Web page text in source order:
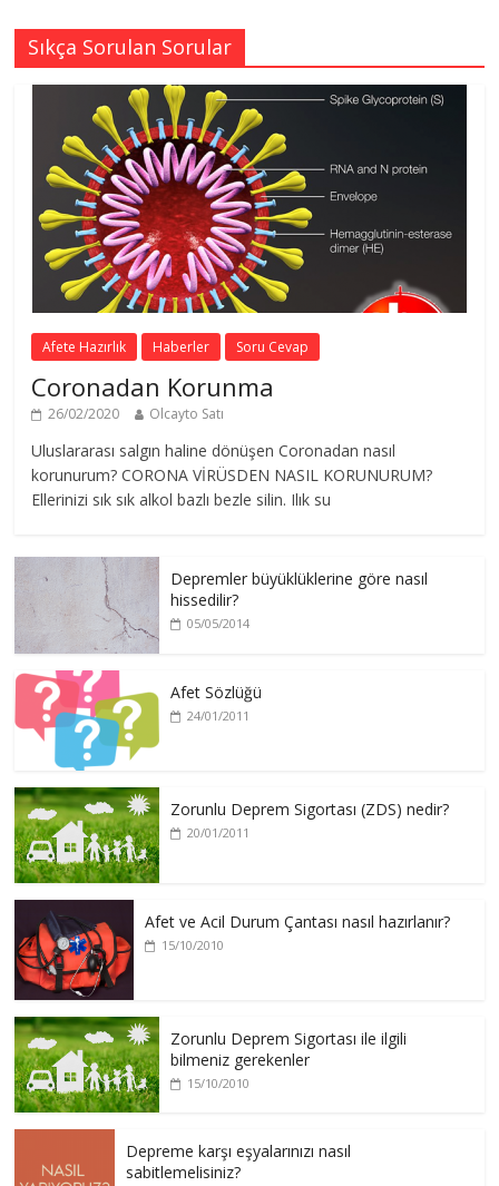
Sıkça Sorulan Sorular
Afete Hazırlık Haberler Soru Cevap
Coronadan Korunma
26/02/2020 Olcayto Satı
Uluslararası salgın haline dönüşen Coronadan nasıl
korunurum? CORONA VİRÜSDEN NASIL KORUNURUM?
Ellerinizi sık sık alkol bazlı bezle silin. Ilık su
Depremler büyüklüklerine göre nasıl
hissedilir?
05/05/2014
Afet Sözlüğü
24/01/2011
Zorunlu Deprem Sigortası (ZDS) nedir?
20/01/2011
Afet ve Acil Durum Çantası nasıl hazırlanır?
15/10/2010
Zorunlu Deprem Sigortası ile ilgili
bilmeniz gerekenler
15/10/2010
Depreme karşı eşyalarınızı nasıl
sabitlemelisiniz?